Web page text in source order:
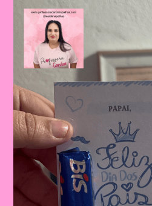
Aprendizado
Educação
Infantil
Fundamental